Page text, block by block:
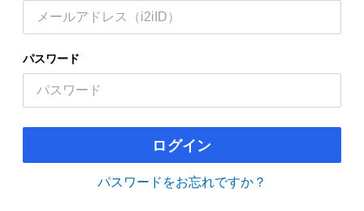
パスワード
ログイン
パスワードをお忘れですか？